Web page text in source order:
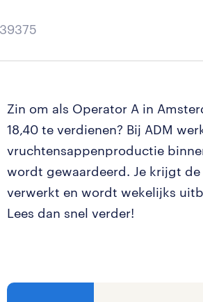
Zin om als Operator A in
18,40 te verdienen? Bij ADM
vruchtensappenproductie
wordt gewaardeerd. Je krijgt
verwerkt en wordt wekelijks
Lees dan snel verder!